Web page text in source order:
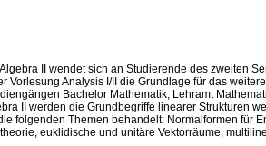
II wendet sich an Studierende des zweiten
Vorlesung Analysis I/II die Grundlage für das
Bachelor Mathematik, Lehramt
II werden die Grundbegriffe linearer Strukturen
folgenden Themen behandelt: Normalformen für
euklidische und unitäre Vektorräume,